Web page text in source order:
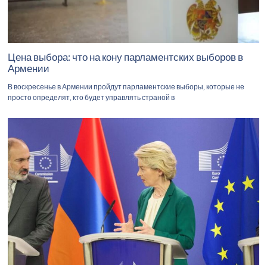
Цена выбора: что на кону парламентских выборов в
Армении
В воскресенье в Армении пройдут парламентские выборы, которые не
просто определят, кто будет управлять страной в